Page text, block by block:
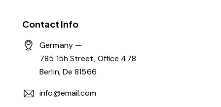
Contact Info
Germany —
785 15h Street, Office 478
Berlin, De 81566
info@email.com